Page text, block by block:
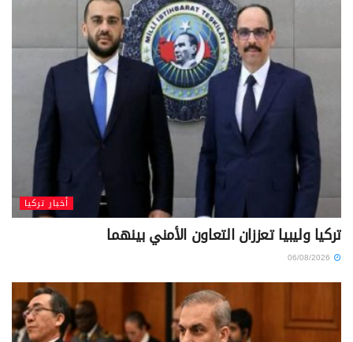
أخبار تركيا
تركيا وليبيا تعززان التعاون الأمني بينهما